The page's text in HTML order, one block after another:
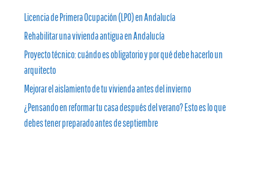
Licencia de Primera Ocupación (LPO) en Andalucía
Rehabilitar una vivienda antigua en Andalucía
Proyecto técnico: cuándo es obligatorio y por qué debe hacerlo un
arquitecto
Mejorar el aislamiento de tu vivienda antes del invierno
¿Pensando en reformar tu casa después del verano? Esto es lo que
debes tener preparado antes de septiembre